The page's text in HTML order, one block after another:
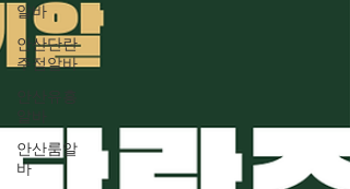
알바
안산단란
주점알바
안산룸알
바
수박농사 잘하는방법과 잘못하는 방법 알아보
시간 1. 수박농사 수박 재배 환경 선택 수박은 햇
빛을 좋아하는 작물이다. 하루 최소 6시간 이상
서는 뿌리 부패가 발생할 수 있기 때문에 밭을
들 때 두둑을 높게 조성하는 것이 좋다. 토양 산
는 pH 6.0~6.8 정도가 적당하며 심기 전 충분한